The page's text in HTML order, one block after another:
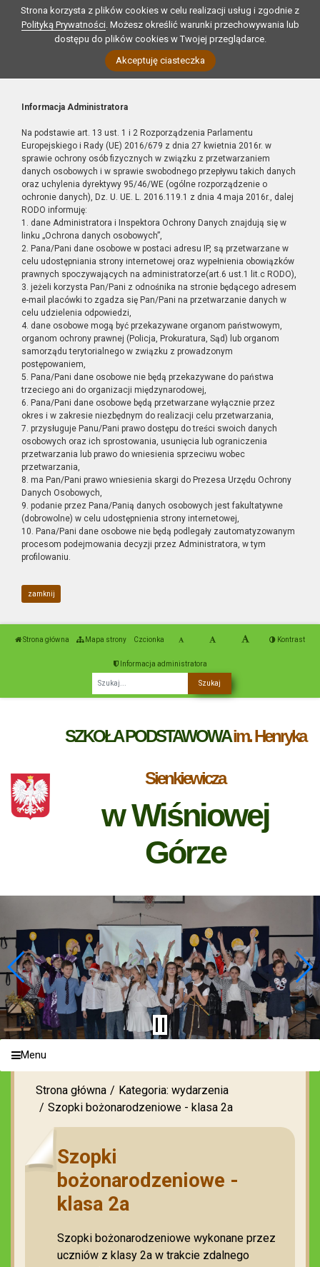
Strona korzysta z plików cookies w celu realizacji usług i zgodnie z
Polityką Prywatności. Możesz określić warunki przechowywania lub
dostępu do plików cookies w Twojej przeglądarce.
Akceptuję ciasteczka
Informacja Administratora
Na podstawie art. 13 ust. 1 i 2 Rozporządzenia Parlamentu
Europejskiego i Rady (UE) 2016/679 z dnia 27 kwietnia 2016r. w
sprawie ochrony osób fizycznych w związku z przetwarzaniem
danych osobowych i w sprawie swobodnego przepływu takich danych
oraz uchylenia dyrektywy 95/46/WE (ogólne rozporządzenie o
ochronie danych), Dz. U. UE. L. 2016.119.1 z dnia 4 maja 2016r., dalej
RODO informuję:
1. dane Administratora i Inspektora Ochrony Danych znajdują się w
linku „Ochrona danych osobowych”,
2. Pana/Pani dane osobowe w postaci adresu IP, są przetwarzane w
celu udostępniania strony internetowej oraz wypełnienia obowiązków
prawnych spoczywających na administratorze(art.6 ust.1 lit.c RODO),
3. jeżeli korzysta Pan/Pani z odnośnika na stronie będącego adresem
e-mail placówki to zgadza się Pan/Pani na przetwarzanie danych w
celu udzielenia odpowiedzi,
4. dane osobowe mogą być przekazywane organom państwowym,
organom ochrony prawnej (Policja, Prokuratura, Sąd) lub organom
samorządu terytorialnego w związku z prowadzonym
postępowaniem,
5. Pana/Pani dane osobowe nie będą przekazywane do państwa
trzeciego ani do organizacji międzynarodowej,
6. Pana/Pani dane osobowe będą przetwarzane wyłącznie przez
okres i w zakresie niezbędnym do realizacji celu przetwarzania,
7. przysługuje Panu/Pani prawo dostępu do treści swoich danych
osobowych oraz ich sprostowania, usunięcia lub ograniczenia
przetwarzania lub prawo do wniesienia sprzeciwu wobec
przetwarzania,
8. ma Pan/Pani prawo wniesienia skargi do Prezesa Urzędu Ochrony
Danych Osobowych,
9. podanie przez Pana/Panią danych osobowych jest fakultatywne
(dobrowolne) w celu udostępnienia strony internetowej,
10. Pana/Pani dane osobowe nie będą podlegały zautomatyzowanym
procesom podejmowania decyzji przez Administratora, w tym
profilowaniu.
zamknij
Strona główna Mapa strony Czcionka Kontrast
Informacja administratora
SZKOŁA PODSTAWOWAim. Henryka
Sienkiewicza
w Wiśniowej
Górze
Menu
Strona główna
Kategoria: wydarzenia
Szopki bożonarodzeniowe - klasa 2a
Szopki
bożonarodzeniowe -
klasa 2a
Szopki bożonarodzeniowe wykonane przez
uczniów z klasy 2a w trakcie zdalnego